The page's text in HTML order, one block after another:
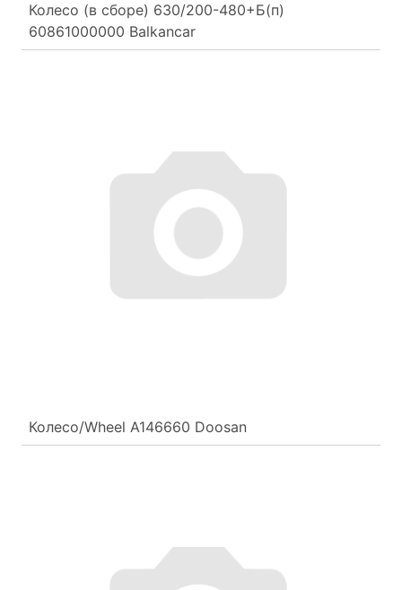
Колесо (в сборе) 630/200-480+Б(п)
60861000000 Balkancar
Колесо/Wheel A146660 Doosan